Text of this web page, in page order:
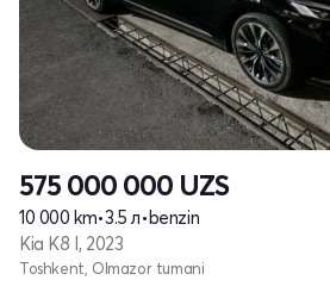
575 000 000 UZS
10 000 km•3.5 л•benzin
Kia K8 I, 2023
Toshkent, Olmazor tumani